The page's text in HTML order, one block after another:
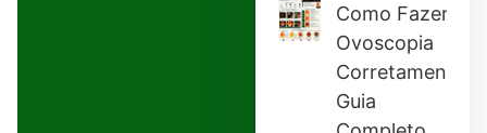
Como Fazer
Ovoscopia
Corretamente:
Guia